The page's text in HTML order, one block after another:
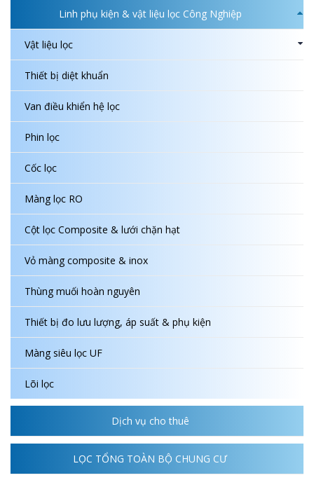
Linh phụ kiện & vật liệu lọc Công Nghiệp
Vật liệu lọc
Thiết bị diệt khuẩn
Van điều khiển hệ lọc
Phin lọc
Cốc lọc
Màng lọc RO
Cột lọc Composite & lưới chặn hạt
Vỏ màng composite & inox
Thùng muối hoàn nguyên
Thiết bị đo lưu lượng, áp suất & phụ kiện
Màng siêu lọc UF
Lõi lọc
Dịch vụ cho thuê
LỌC TỔNG TOÀN BỘ CHUNG CƯ